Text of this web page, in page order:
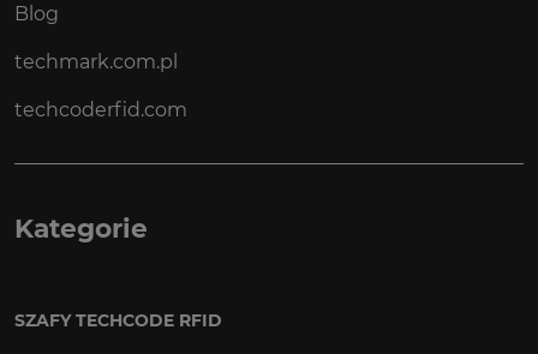
Blog
techmark.com.pl
techcoderfid.com
Kategorie
SZAFY TECHCODE RFID